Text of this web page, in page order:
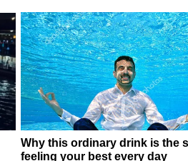
Why this ordinary drink is the
feeling your best every day